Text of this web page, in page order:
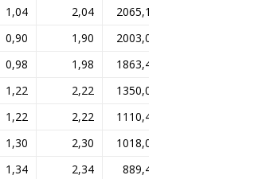
1,04 2,04
2065,1
0,90 1,90
2003,0
0,98 1,98
1863,4
1,22 2,22
1350,0
1,22 2,22
1110,4
1,30 2,30
1018,0
1,34 2,34
889,4